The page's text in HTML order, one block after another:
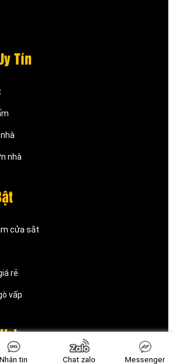
Tín
nhà
cửa sắt
rẻ
vấp
Nhắn tin Chat zalo Messenger